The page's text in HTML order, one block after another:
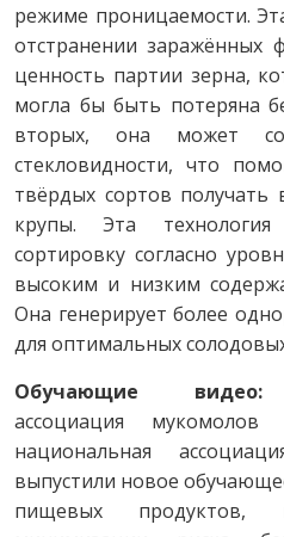
режиме проницаемости.
отстранении заражённых
ценность партии зерна,
могла бы быть потеряна
вторых, она может
стекловидности, что
твёрдых сортов
крупы. Эта
сортировку согласно
высоким и низким
Она генерирует более
для оптимальных
Обучающие видео:
ассоциация
национальная
выпустили новое
пищевых продуктов,